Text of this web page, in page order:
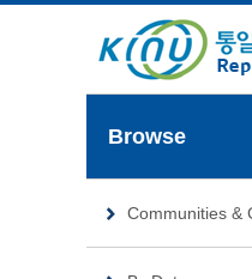
Browse
Communities &